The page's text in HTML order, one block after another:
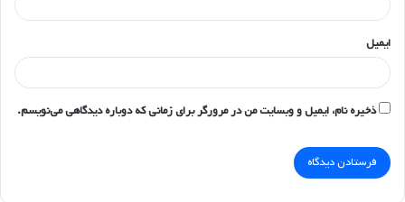
ایمیل
ذخیره نام، ایمیل و وبسایت من در مرورگر برای زمانی که دوباره دیدگاهی می‌نویسم.